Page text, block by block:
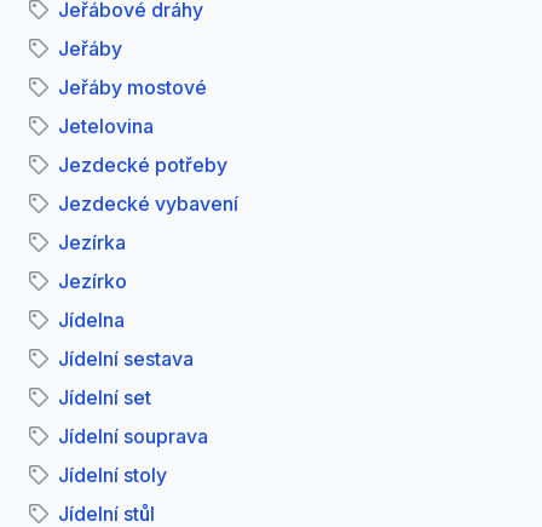
Jeřábové dráhy
Jeřáby
Jeřáby mostové
Jetelovina
Jezdecké potřeby
Jezdecké vybavení
Jezírka
Jezírko
Jídelna
Jídelní sestava
Jídelní set
Jídelní souprava
Jídelní stoly
Jídelní stůl